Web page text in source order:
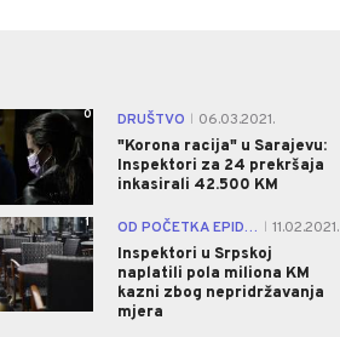
0 DRUŠTVO
06.03.2021.
"Korona racija" u Sarajevu:
Inspektori za 24 prekršaja
inkasirali 42.500 KM
1 OD POČETKA EPIDEMIJE DO DANAS
11.02.2021.
Inspektori u Srpskoj
naplatili pola miliona KM
kazni zbog nepridržavanja
mjera